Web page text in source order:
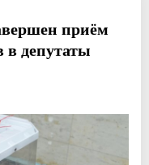
приём
в депутаты